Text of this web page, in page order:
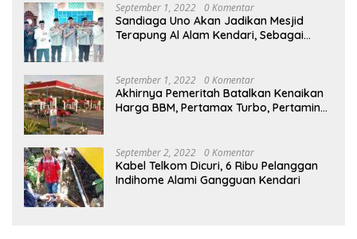
September 1, 2022 0 Komentar
Sandiaga Uno Akan Jadikan Mesjid
Terapung Al Alam Kendari, Sebagai
September 1, 2022 0 Komentar
Akhirnya Pemeritah Batalkan Kenaikan
Harga BBM, Pertamax Turbo, Pertamina
September 2, 2022 0 Komentar
Kabel Telkom Dicuri, 6 Ribu Pelanggan
Indihome Alami Gangguan Kendari